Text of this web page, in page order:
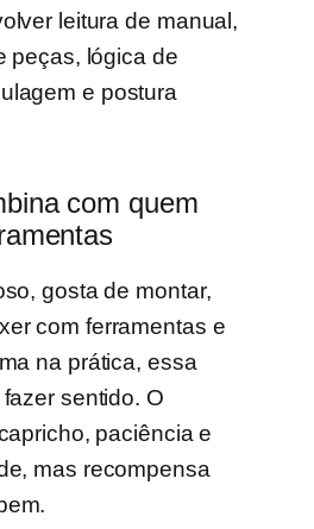
leitura de manual,
peças, lógica de
e postura
com quem
gosta de montar,
com ferramentas e
na prática, essa
sentido. O
paciência e
mas recompensa